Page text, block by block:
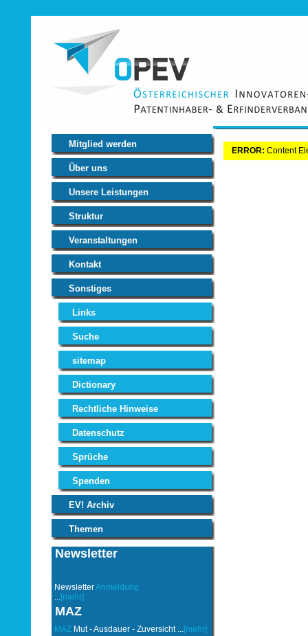
Mitglied werden
Über uns
Unsere Leistungen
Struktur
Veranstaltungen
Kontakt
Sonstiges
Links
Suche
sitemap
Dictionary
Rechtliche Hinweise
Datenschutz
Sprüche
Spenden
EV! Archiv
Themen
Newsletter
NewsletterAnmeldung
...[mehr]
MAZ
MAZMut - Ausdauer - Zuversicht ...[mehr]
ERROR: Content